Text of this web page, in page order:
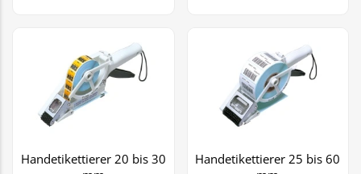
Handetikettierer 20 bis 30
Handetikettierer 25 bis 60